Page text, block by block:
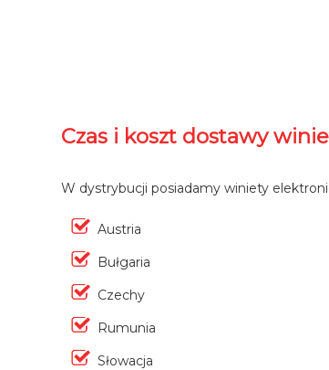
Czas i koszt dostawy
W dystrybucji posiadamy winiety
Austria
Bułgaria
Czechy
Rumunia
Słowacja